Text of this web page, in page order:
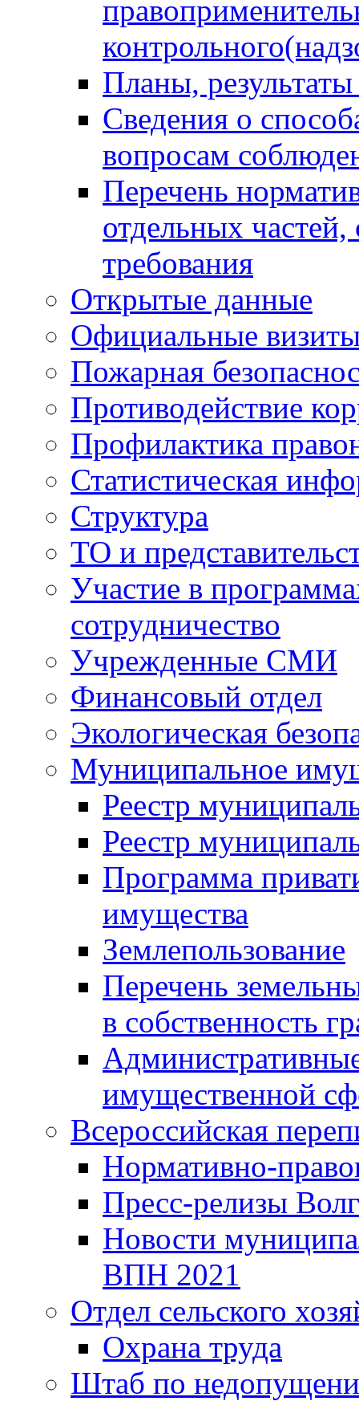
Планы,
Сведения о
вопросам
Перечень
отдельных
требования
Открытые данные
Официальные
Пожарная
Противодействие
Профилактика
Статистическая
Структура
ТО и
Участие в
сотрудничество
Учрежденные СМИ
Финансовый отдел
Экологическая
Муниципальное
Реестр
Реестр
Программа
имущества
Землепользование
Перечень
в собственность
имущественной
Всероссийская
Нормативно-
Пресс-релизы
Новости
ВПН 2021
Отдел сельского
Охрана труда
Штаб по